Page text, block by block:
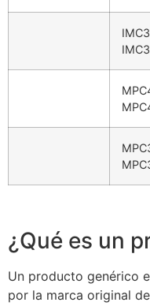
¿Qué es un
Un producto genérico
por la marca original